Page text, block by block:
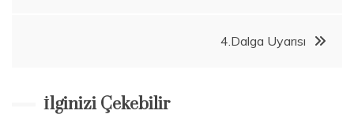
4.Dalga Uyarısı
İlginizi Çekebilir